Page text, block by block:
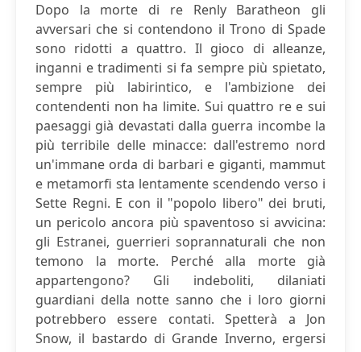
Dopo la morte di re Renly Baratheon gli
avversari che si contendono il Trono di Spade
sono ridotti a quattro. Il gioco di alleanze,
inganni e tradimenti si fa sempre più spietato,
sempre più labirintico, e l'ambizione dei
contendenti non ha limite. Sui quattro re e sui
paesaggi già devastati dalla guerra incombe la
più terribile delle minacce: dall'estremo nord
un'immane orda di barbari e giganti, mammut
e metamorfi sta lentamente scendendo verso i
Sette Regni. E con il "popolo libero" dei bruti,
un pericolo ancora più spaventoso si avvicina:
gli Estranei, guerrieri soprannaturali che non
temono la morte. Perché alla morte già
appartengono? Gli indeboliti, dilaniati
guardiani della notte sanno che i loro giorni
potrebbero essere contati. Spetterà a Jon
Snow, il bastardo di Grande Inverno, ergersi